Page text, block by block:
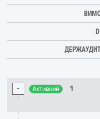
- Активний 1